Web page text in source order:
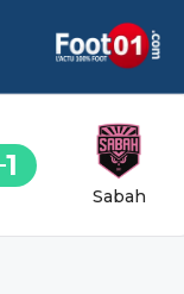
1
Sabah